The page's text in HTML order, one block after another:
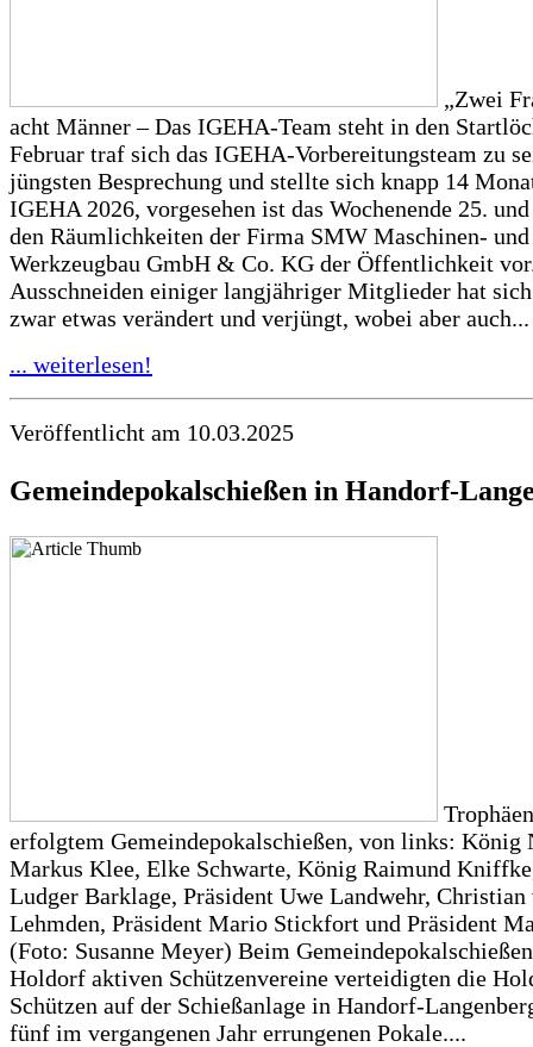
„Zwei
acht Männer – Das IGEHA-Team steht in den
Februar traf sich das IGEHA-Vorbereitungsteam zu
jüngsten Besprechung und stellte sich knapp 14
IGEHA 2026, vorgesehen ist das Wochenende 25.
den Räumlichkeiten der Firma SMW Maschinen- und
Werkzeugbau GmbH & Co. KG der Öffentlichkeit
Ausschneiden einiger langjähriger Mitglieder hat sich
zwar etwas verändert und verjüngt, wobei aber auch...
... weiterlesen!
Veröffentlicht am 10.03.2025
Gemeindepokalschießen in Handorf-
erfolgtem Gemeindepokalschießen, von links: König
Markus Klee, Elke Schwarte, König Raimund
Ludger Barklage, Präsident Uwe Landwehr, Christian
Lehmden, Präsident Mario Stickfort und Präsident
(Foto: Susanne Meyer) Beim
Holdorf aktiven Schützenvereine verteidigten die
Schützen auf der Schießanlage in Handorf-
fünf im vergangenen Jahr errungenen Pokale....